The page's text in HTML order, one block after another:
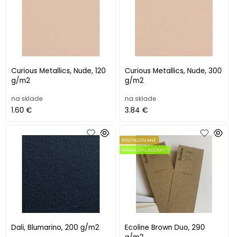
Curious Metallics, Nude, 120
g/m2
na sklade
1.60 €
Curious Metallics, Nude, 300
g/m2
na sklade
3.84 €
Dali, Blumarino, 200 g/m2
Ecoline Brown Duo, 290
RECYKLOVANÉ
MÁME SKLADOM!!!